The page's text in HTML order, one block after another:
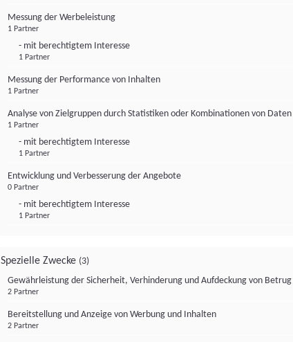
Messung der Werbeleistung
1 Partner
- mit berechtigtem Interesse
1 Partner
Messung der Performance von Inhalten
1 Partner
Analyse von Zielgruppen durch Statistiken oder Kombinationen von
1 Partner
- mit berechtigtem Interesse
1 Partner
Entwicklung und Verbesserung der Angebote
0 Partner
- mit berechtigtem Interesse
1 Partner
Spezielle Zwecke (3)
Gewährleistung der Sicherheit, Verhinderung und Aufdeckung von
2 Partner
Bereitstellung und Anzeige von Werbung und Inhalten
2 Partner